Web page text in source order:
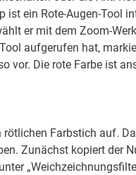
ein Rote-Augen-Tool
er mit dem Zoom-
aufgerufen hat,
vor. Die rote Farbe ist
Farbstich auf.
Zunächst kopiert der